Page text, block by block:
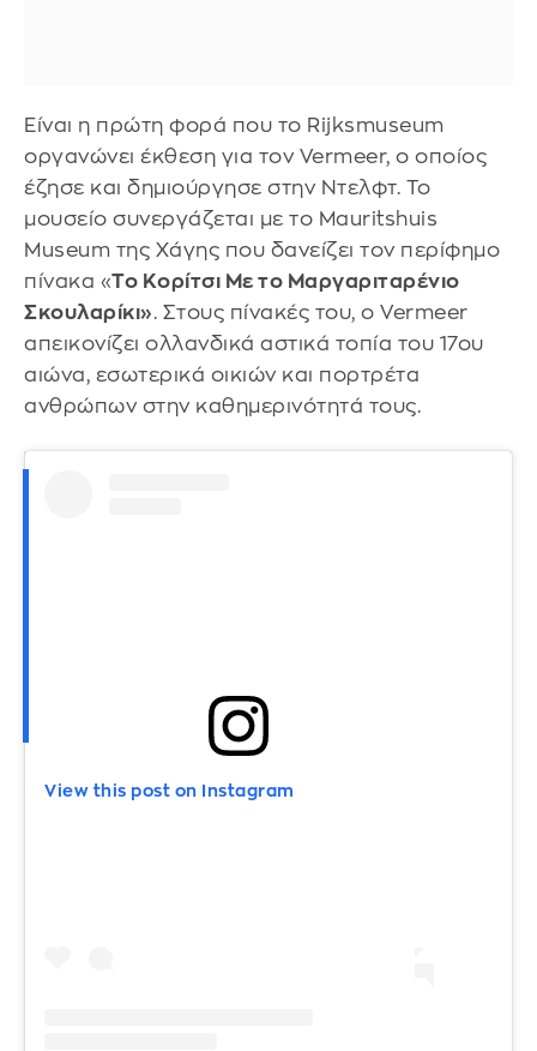
Είναι η πρώτη φορά που το Rijksmuseum
οργανώνει έκθεση για τον Vermeer, ο οποίος
έζησε και δημιούργησε στην Ντελφτ. Το
μουσείο συνεργάζεται με το Mauritshuis
Museum της Χάγης που δανείζει τον περίφημο
πίνακα «Το Κορίτσι Με το Μαργαριταρένιο
Σκουλαρίκι». Στους πίνακές του, ο Vermeer
απεικονίζει ολλανδικά αστικά τοπία του 17ου
αιώνα, εσωτερικά οικιών και πορτρέτα
ανθρώπων στην καθημερινότητά τους.
View this post on Instagram